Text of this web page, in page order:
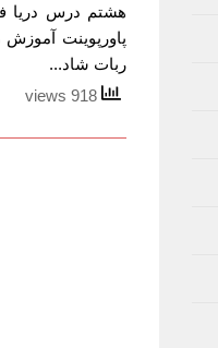
هشتم درس دریا
پاورپوینت
ربات شاد...